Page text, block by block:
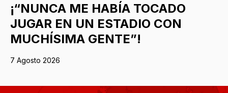
¡“NUNCA ME HABÍA TOCADO
JUGAR EN UN ESTADIO CON
MUCHÍSIMA GENTE”!
7 Agosto 2026